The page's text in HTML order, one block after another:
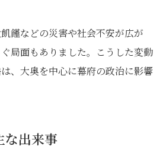
饉などの災害や社会不安が広が
局面もありました。こうした変動
、大奥を中心に幕府の政治に影響
な出来事